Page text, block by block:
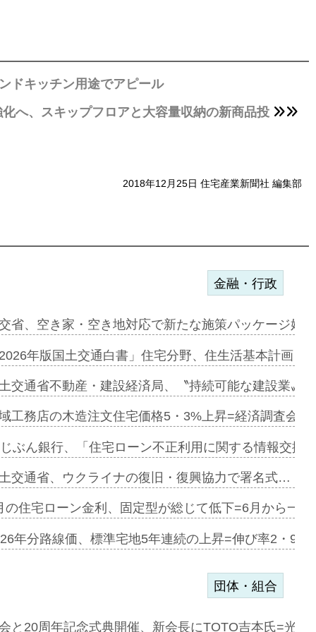
ドキッチン用途でアピール
へ、スキップフロアと大容量収納の新商品投
2018年12月25日 住宅産業新聞社 編集部
サー契約…
起用…
ミーレキ…
も城南エ…
合型の賃…
ンカフェ…
協業=お互…
コリビング…
金融・行政
省、空き家・空き地対応で新たな施策パッケージ始
年版国土交通白書」住宅分野、住生活基本計画を
交通省不動産・建設経済局、〝持続可能な建設業〟
工務店の木造注文住宅価格5・3%上昇=経済調査会
ぶん銀行、「住宅ローン不正利用に関する情報交換
交通省、ウクライナの復旧・復興協力で署名式…
の住宅ローン金利、固定型が総じて低下=6月から一
年分路線価、標準宅地5年連続の上昇=伸び率2・
を提案=P…
団体・組合
と20周年記念式典開催、新会長にTOTO吉本氏=光